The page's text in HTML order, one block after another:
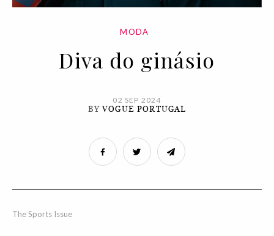
MODA
Diva do ginásio
02 SEP 2024
BYVOGUE PORTUGAL
The Sports Issue